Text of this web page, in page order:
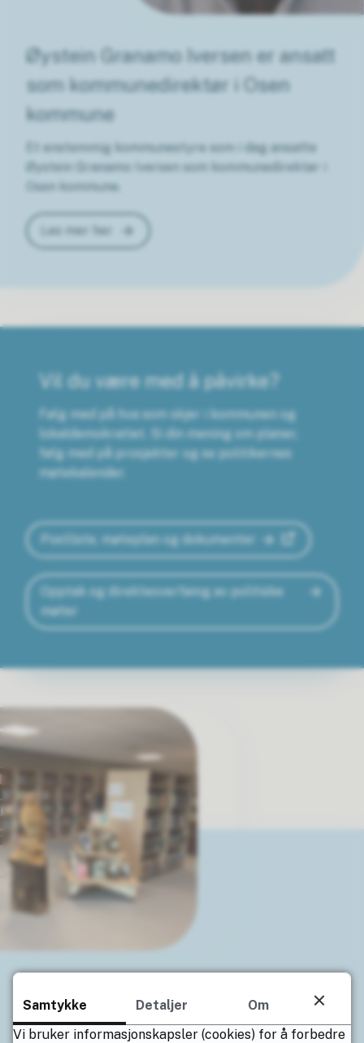
Øystein Granamo Iversen er ansatt
som kommunedirektør i Osen
kommune
Et enstemmig kommunestyre som i dag ansatte
Øystein Granamo Iversen som kommunedirektør i
Osen kommune.
Les mer her
Vil du være med å påvirke?
Følg med på hva som skjer i kommunen og
lokaldemokratiet. Si din mening om planer,
følg med på prosjekter og se politikernes
møtekalender.
Postliste, møteplan og dokumenter
Opptak og direkteoverføing av politiske
møter
sommer
Samtykke Detaljer
Om
Vi bruker informasjonskapsler (cookies) for å forbedre